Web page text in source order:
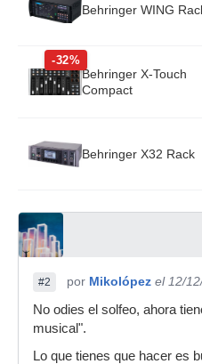
Behringer WING
-32%
Behringer X-Touch
Compact
Behringer X32 Rack
#2 por Mikolópez el 12/
No odies el solfeo, ahora
musical".
Lo que tienes que hacer es